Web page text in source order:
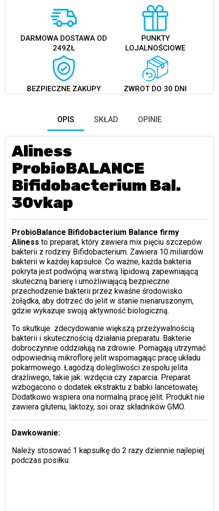
DARMOWA DOSTAWA OD
249ZŁ
PUNKTY
LOJALNOŚCIOWE
BEZPIECZNE ZAKUPY ZWROT DO 30 DNI
OPIS SKŁAD OPINIE
Aliness
ProbioBALANCE
Bifidobacterium Bal.
30vkap
ProbioBalance Bifidobacterium Balance firmy
Aliness to preparat, który zawiera mix pięciu szczepów
bakterii z rodziny Bifidobacterium. Zawiera 10 miliardów
bakterii w każdej kapsułce. Co ważne, każda bakteria
pokryta jest podwójną warstwą lipidową zapewniającą
skuteczną barierę i umożliwiającą bezpieczne
przechodzenie bakterii przez kwaśne środowisko
żołądka, aby dotrzeć do jelit w stanie nienaruszonym,
gdzie wykazuje swoją aktywność biologiczną.
To skutkuje zdecydowanie większą przeżywalnością
bakterii i skutecznością działania preparatu. Bakterie
dobroczynnie oddziałują na zdrowie. Pomagają utrzymać
odpowiednią mikroflorę jelit wspomagając pracę układu
pokarmowego. Łagodzą dolegliwości zespołu jelita
drażliwego, takie jak: wzdęcia czy zaparcia. Preparat
wzbogacono o dodatek ekstraktu z babki lancetowatej.
Dodatkowo wspiera ona normalną pracę jelit. Produkt nie
zawiera glutenu, laktozy, soi oraz składników GMO.
Dawkowanie:
Należy stosować 1 kapsułkę do 2 razy dziennie najlepiej
podczas posiłku.